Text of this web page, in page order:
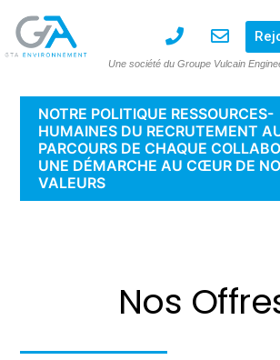
Une société du Groupe Vulcain
NOTRE POLITIQUE RESSOURCES-
HUMAINES DU RECRUTEMENT
PARCOURS DE CHAQUE
UNE DÉMARCHE AU CŒUR DE
VALEURS
Nos